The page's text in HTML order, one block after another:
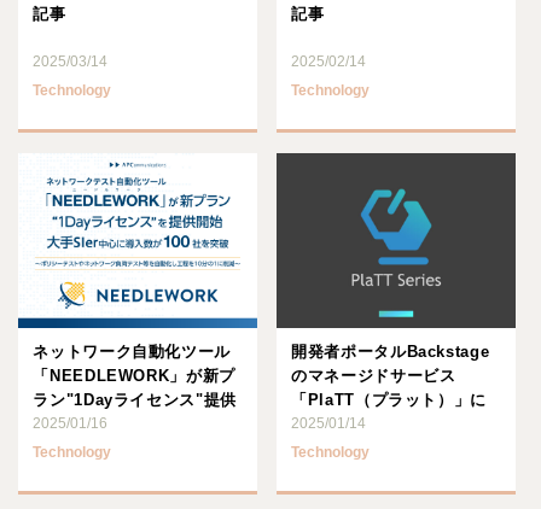
記事
2025/03/14
Technology
記事
2025/02/14
Technology
ネットワーク自動化ツール
「NEEDLEWORK」が新プ
ラン"1Dayライセンス"提供
開始、導入数が1･･･
2025/01/16
Technology
開発者ポータルBackstage
のマネージドサービス
「PlaTT（プラット）」に
Permission･･･
2025/01/14
Technology